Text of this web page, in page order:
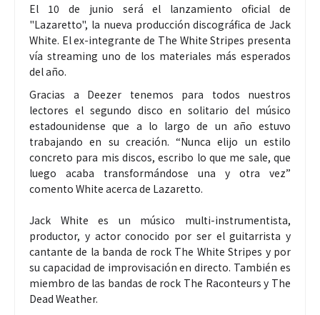
El 10 de junio será el lanzamiento oficial de
"Lazaretto", la nueva producción discográfica de Jack
White. El ex-integrante de The White Stripes presenta
vía streaming uno de los materiales más esperados
del año.
Gracias a Deezer tenemos para todos nuestros
lectores el segundo disco en solitario del músico
estadounidense que a lo largo de un año estuvo
trabajando en su creación. “Nunca elijo un estilo
concreto para mis discos, escribo lo que me sale, que
luego acaba transformándose una y otra vez”
comento White acerca de Lazaretto.
Jack White es un músico multi-instrumentista,
productor, y actor conocido por ser el guitarrista y
cantante de la banda de rock The White Stripes y por
su capacidad de improvisación en directo. También es
miembro de las bandas de rock The Raconteurs y The
Dead Weather.